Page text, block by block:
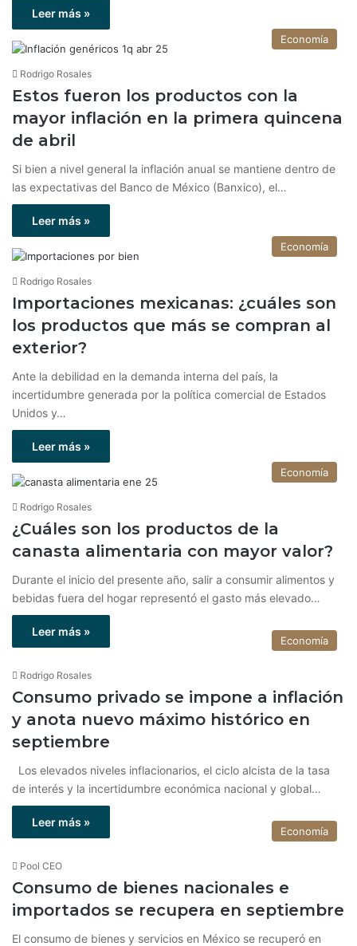
Leer más »
Economía
Rodrigo Rosales
Estos fueron los productos con la
mayor inflación en la primera quincena
de abril
Si bien a nivel general la inflación anual se mantiene dentro de
las expectativas del Banco de México (Banxico), el…
Leer más »
Economía
Rodrigo Rosales
Importaciones mexicanas: ¿cuáles son
los productos que más se compran al
exterior?
Ante la debilidad en la demanda interna del país, la
incertidumbre generada por la política comercial de Estados
Unidos y…
Leer más »
Economía
Rodrigo Rosales
¿Cuáles son los productos de la
canasta alimentaria con mayor valor?
Durante el inicio del presente año, salir a consumir alimentos y
bebidas fuera del hogar representó el gasto más elevado…
Leer más »
Economía
Rodrigo Rosales
Consumo privado se impone a inflación
y anota nuevo máximo histórico en
septiembre
Los elevados niveles inflacionarios, el ciclo alcista de la tasa
de interés y la incertidumbre económica nacional y global…
Leer más »
Economía
Pool CEO
Consumo de bienes nacionales e
importados se recupera en septiembre
El consumo de bienes y servicios en México se recuperó en